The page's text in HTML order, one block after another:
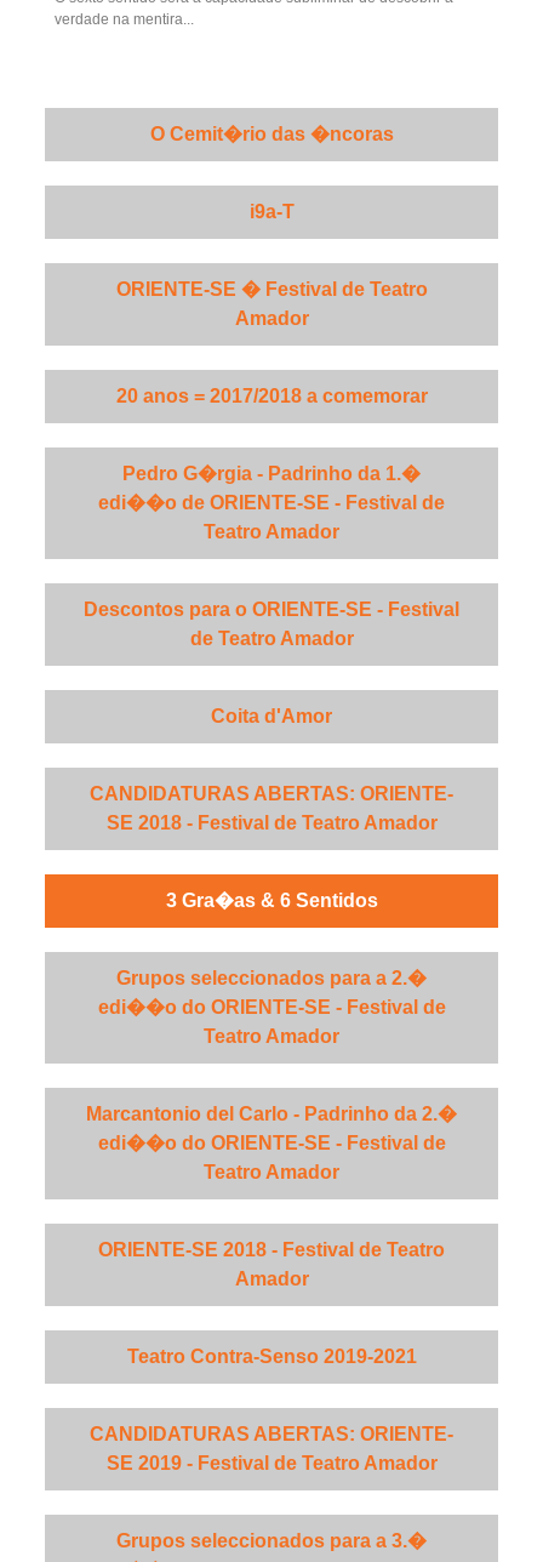
verdade na mentira...
O Cemit�rio das �ncoras
i9a-T
ORIENTE-SE � Festival de Teatro
Amador
20 anos = 2017/2018 a comemorar
Pedro G�rgia - Padrinho da 1.�
edi��o de ORIENTE-SE - Festival de
Teatro Amador
Descontos para o ORIENTE-SE - Festival
de Teatro Amador
Coita d'Amor
CANDIDATURAS ABERTAS: ORIENTE-
SE 2018 - Festival de Teatro Amador
3 Gra�as & 6 Sentidos
Grupos seleccionados para a 2.�
edi��o do ORIENTE-SE - Festival de
Teatro Amador
Marcantonio del Carlo - Padrinho da 2.�
edi��o do ORIENTE-SE - Festival de
Teatro Amador
ORIENTE-SE 2018 - Festival de Teatro
Amador
Teatro Contra-Senso 2019-2021
CANDIDATURAS ABERTAS: ORIENTE-
SE 2019 - Festival de Teatro Amador
Grupos seleccionados para a 3.�